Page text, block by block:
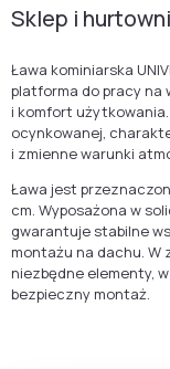
Sklep i
Ława kominiarska
platforma do pracy na
i komfort
ocynkowanej,
i zmienne warunki
Ława jest
cm. Wyposażona w
gwarantuje stabilne
montażu na dachu. W
niezbędne elementy,
bezpieczny montaż.